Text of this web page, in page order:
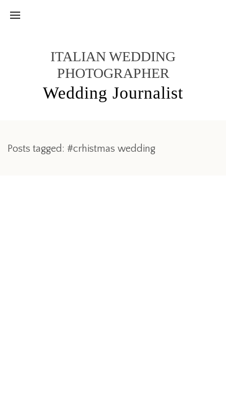
ITALIAN WEDDING
PHOTOGRAPHER
Wedding Journalist
Posts tagged: #crhistmas wedding